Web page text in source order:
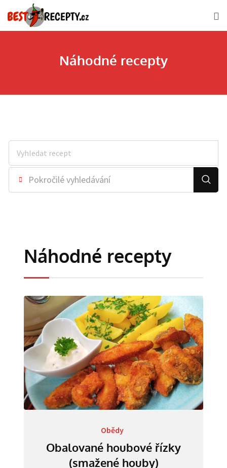
Náhodné recepty
Pokročilé vyhledávání
Náhodné recepty
Obědy
Obalované houbové řízky
(smažené houby)